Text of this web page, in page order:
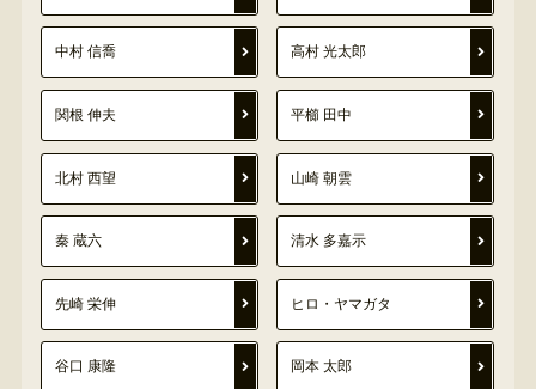
中村 信喬 高村 光太郎
関根 伸夫 平櫛 田中
北村 西望 山崎 朝雲
秦 蔵六 清水 多嘉示
先崎 栄伸 ヒロ・ヤマガタ
谷口 康隆 岡本 太郎